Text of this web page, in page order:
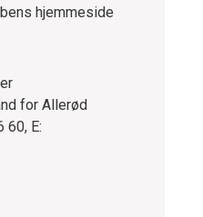
hjemmeside
for Allerød
60, E: